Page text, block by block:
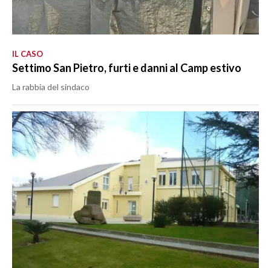
IL CASO
Settimo San Pietro, furti e danni al Camp estivo
La rabbia del sindaco